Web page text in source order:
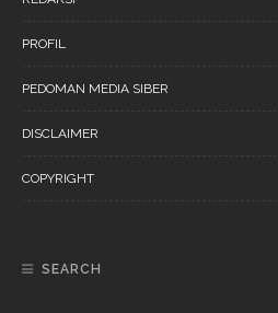
PROFIL
PEDOMAN MEDIA SIBER
DISCLAIMER
COPYRIGHT
SEARCH